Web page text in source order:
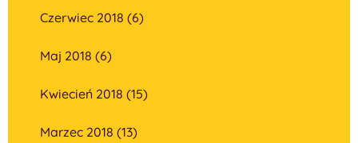
Czerwiec 2018 (6)
Maj 2018 (6)
Kwiecień 2018 (15)
Marzec 2018 (13)